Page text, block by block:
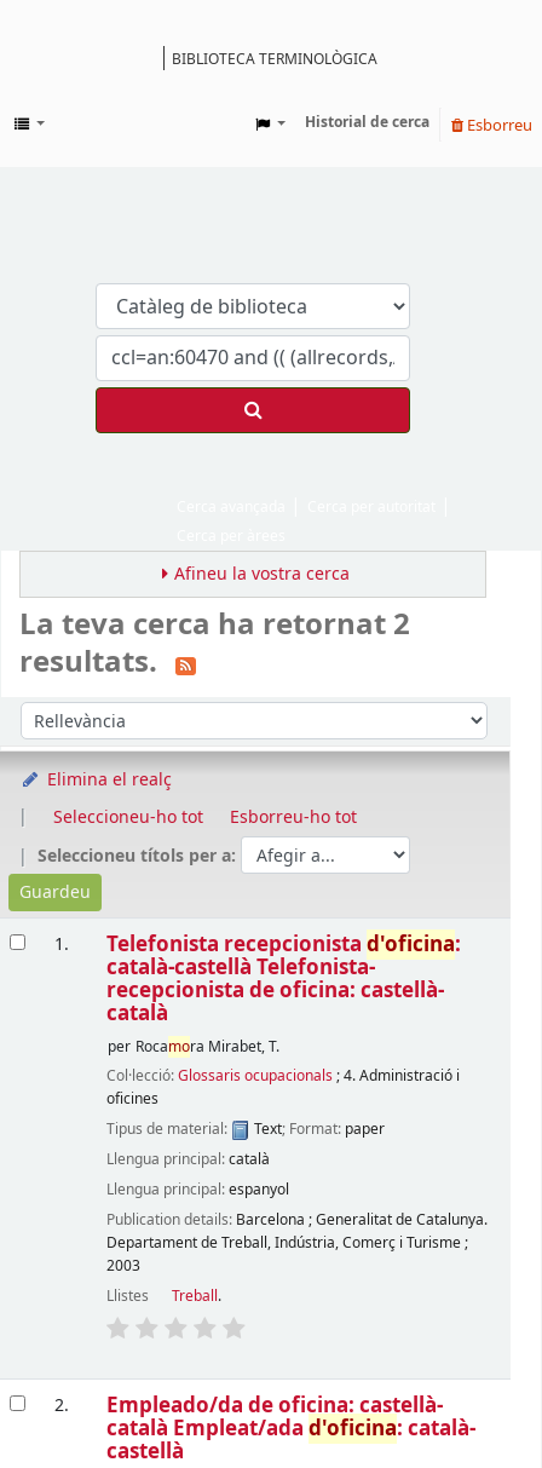
BIBLIOTECA TERMINOLÒGICA
Historial de cerca Esborreu
Afineu la vostra cerca
La teva cerca ha retornat 2
resultats.
Ordeneu per:
Elimina el realç
Seleccioneu-ho tot
Esborreu-ho tot
Seleccioneu títols per a:
1. Telefonista recepcionista d'oficina:
català-castellà Telefonista-
recepcionista de oficina: castellà-
català
per Rocamora Mirabet, T.
Col·lecció:Glossaris ocupacionals; 4. Administració i
oficines
Tipus de material:
Text; Format: paper
Llengua principal:català
Llengua principal:espanyol
Publication details: Barcelona ;Generalitat de Catalunya.
Departament de Treball, Indústria, Comerç i Turisme;
2003
Llistes
Treball.
2. Empleado/da de oficina: castellà-
català Empleat/ada d'oficina: català-
castellà